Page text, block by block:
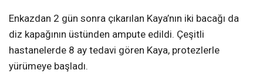
Enkazdan 2 gün sonra çıkarılan Kaya’nın iki bacağı da
diz kapağının üstünden ampute edildi. Çeşitli
hastanelerde 8 ay tedavi gören Kaya, protezlerle
yürümeye başladı.